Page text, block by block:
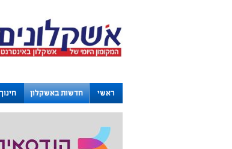
ראשי חדשות באשקלון
לוחות